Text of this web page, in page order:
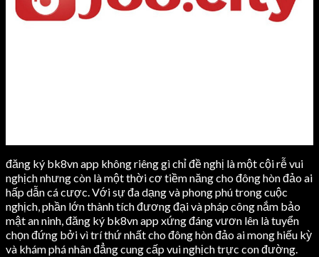
đăng ký bk8vn app không riêng gì chỉ đề nghị là một cội rễ vui
nghịch nhưng còn là một thời cơ tiềm năng cho đông hòn đảo ai
hấp dẫn cá cược. Với sự đa dạng và phong phú trong cuộc
nghịch, phần lớn thành tích đương đại và pháp công nắm bảo
mật an ninh, đăng ký bk8vn app xứng đáng vươn lên là tuyển
chọn đứng bởi vì trí thứ nhất cho đông hòn đảo ai mong hiếu kỳ
và khám phá nhân đẳng cung cấp vui nghịch trực con đường.